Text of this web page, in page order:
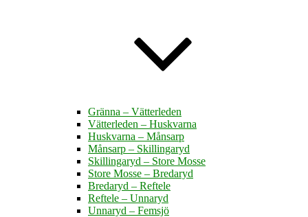
Gränna – Vätterleden
Vätterleden – Huskvarna
Huskvarna – Månsarp
Månsarp – Skillingaryd
Skillingaryd – Store Mosse
Store Mosse – Bredaryd
Bredaryd – Reftele
Reftele – Unnaryd
Unnaryd – Femsjö